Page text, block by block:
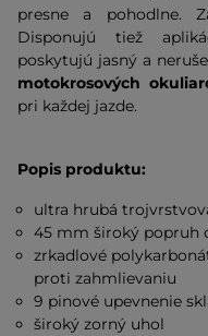
presne a pohodlne.
Disponujú tiež
poskytujú jasný a
motokrosových
pri každej jazde.
Popis produktu:
ultra hrubá
45 mm široký popruh
zrkadlové
proti zahmlievaniu
9 pinové upevnenie
široký zorný uhol